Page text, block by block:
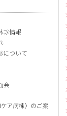
診情報
について
会
ア病棟）のご案